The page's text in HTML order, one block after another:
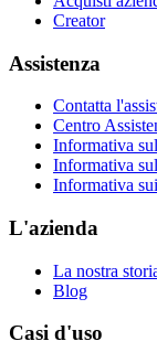
Creator
Assistenza
Contatta
Centro
Informativa
Informativa
Informativa
L'azienda
La nostra
Blog
Casi d'uso